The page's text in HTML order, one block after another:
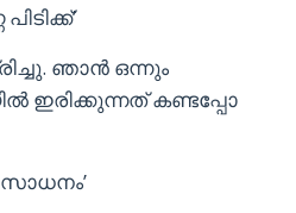
ഞാൻ ഒന്നും
ഇരിക്കുന്നത് കണ്ടപ്പോ
സാധനം’